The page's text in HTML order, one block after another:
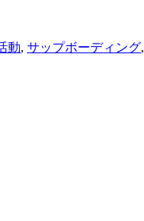
動, サップボーディング,